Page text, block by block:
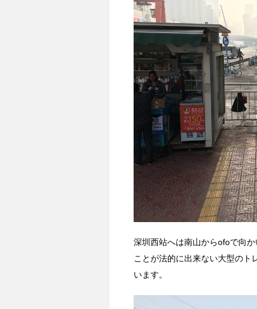
深圳西站へは南山からofoで向
ことが法的に出来ない大型のト
います。